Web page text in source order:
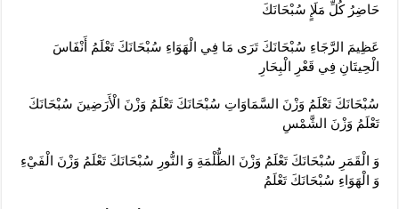
حَاضِرُ كُلِّ مَلَإٍ سُبْحَانَكَ
عَظِيمَ الرَّجَاءِ سُبْحَانَكَ تَرَى مَا فِي الْهَوَاءِ سُبْحَانَكَ تَعْلَمُ أَنْفَاسَ
الْحِيتَانِ فِي قَعْرِ الْبِحَارِ
سُبْحَانَكَ تَعْلَمُ وَزْنَ السَّمَاوَاتِ سُبْحَانَكَ تَعْلَمُ وَزْنَ الْأَرَضِينَ سُبْحَانَكَ
تَعْلَمُ وَزْنَ الشَّمْسِ
وَ الْقَمَرِ سُبْحَانَكَ تَعْلَمُ وَزْنَ الظُّلْمَةِ وَ النُّورِ سُبْحَانَكَ تَعْلَمُ وَزْنَ الْفَيْ‏ءِ
وَ الْهَوَاءِ سُبْحَانَكَ تَعْلَمُ